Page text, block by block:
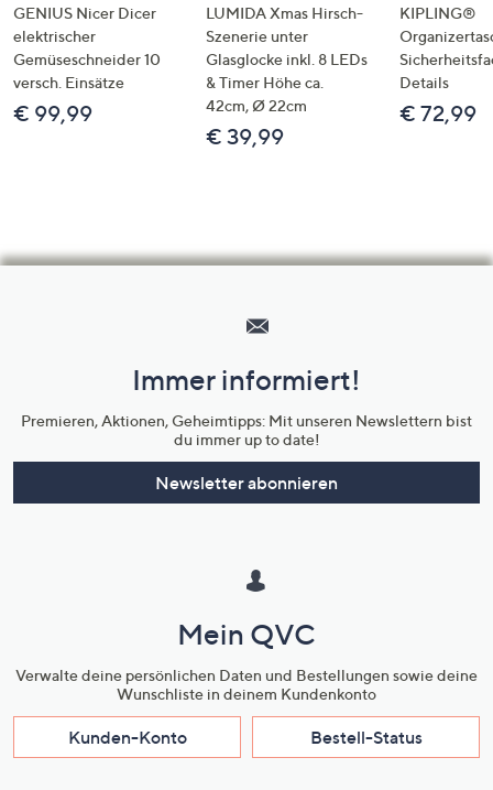
GENIUS Nicer Dicer
elektrischer
Gemüseschneider 10
versch. Einsätze
€ 99,99
LUMIDA Xmas Hirsch-
Szenerie unter
Glasglocke inkl. 8 LEDs
& Timer Höhe ca.
42cm, Ø 22cm
€ 39,99
KIPLING®
Details
€ 72,99
Unternehmensinformationen
Immer informiert!
Premieren, Aktionen, Geheimtipps: Mit unseren Newslettern bist
du immer up to date!
Newsletter abonnieren
Mein QVC
Verwalte deine persönlichen Daten und Bestellungen sowie deine
Wunschliste in deinem Kundenkonto
Kunden-Konto Bestell-Status